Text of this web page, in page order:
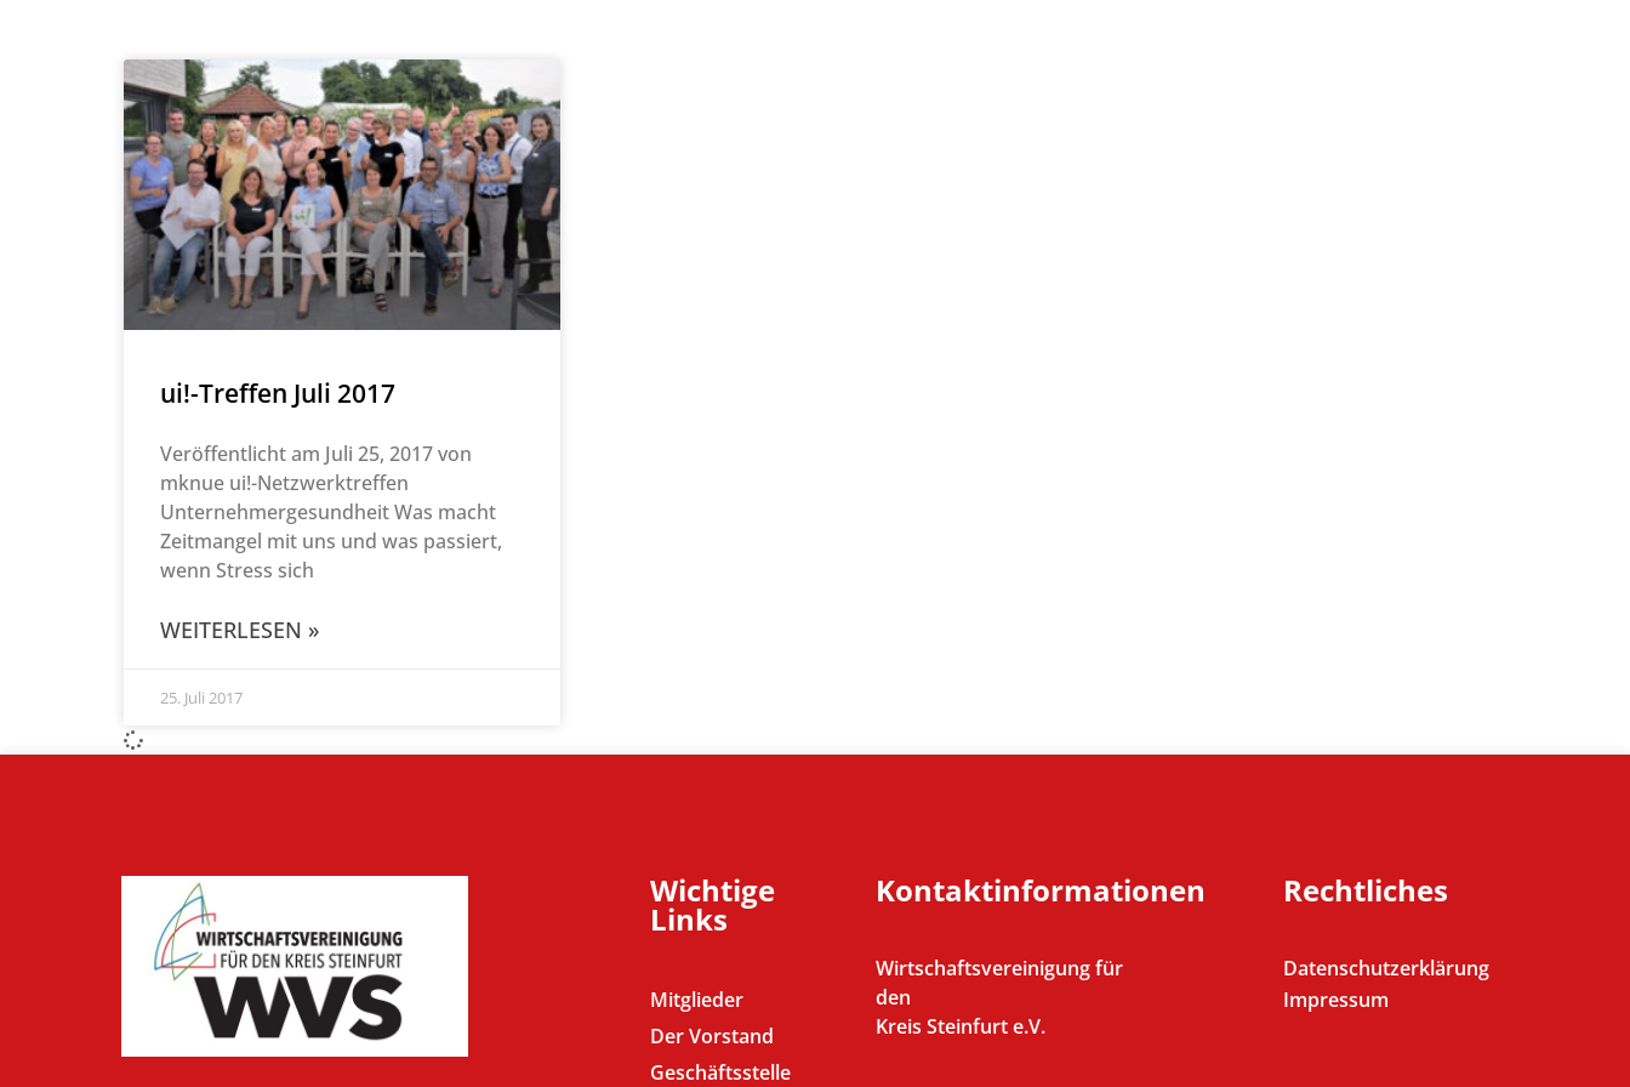
ui!-Treffen Juli 2017
Veröffentlicht am Juli 25, 2017 von
mknue ui!-Netzwerktreffen
Unternehmergesundheit Was macht
Zeitmangel mit uns und was passiert,
wenn Stress sich
WEITERLESEN »
25. Juli 2017
Wichtige
Links
Mitglieder
Der Vorstand
Geschäftsstelle
Kontaktinformationen
Wirtschaftsvereinigung für
den
Kreis Steinfurt e.V.
Rechtliches
Datenschutzerklärung
Impressum